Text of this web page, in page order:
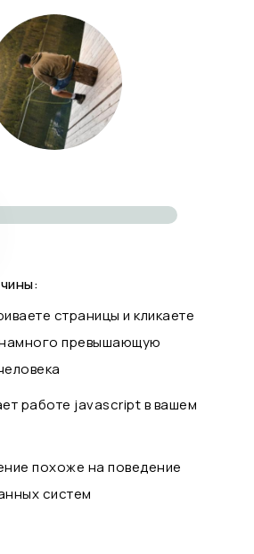
страницы и кликаете
превышающую
работе javascript в вашем
похоже на поведение
систем